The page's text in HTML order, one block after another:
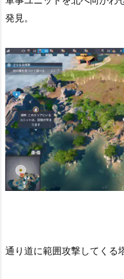
発見。
通り道に範囲攻撃してくる